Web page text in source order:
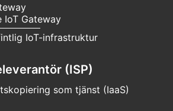
IoT Gateway
IoT-infrastruktur
(ISP)
som tjänst (IaaS)